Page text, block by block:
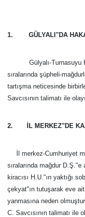
1. GÜLYALI"DA
Gülyalı-
sıralarında şüpheli-
tartışma neticesinde
Savcısının talimatı ile
2. İL MERKEZ"DE
İl merkez-Cumhuriyet
sıralarında mağdur
kiracısı H.U."ın yaktığı
çekyat"ın tutuşarak eve
yanmasına neden
C. Savcısının talimatı ile